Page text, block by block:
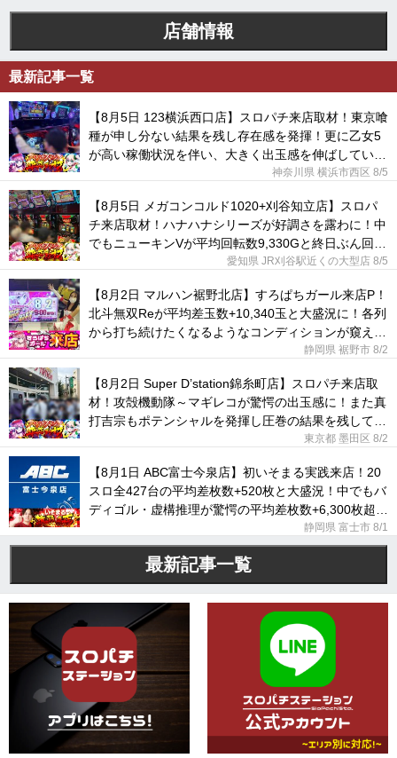
店舗情報
最新記事一覧
【8月5日 123横浜西口店】スロパチ来店取材！東京喰
種が申し分ない結果を残し存在感を発揮！更に乙女5
が高い稼働状況を伴い、大きく出玉感を伸ばしてい
神奈川県 横浜市西区 8/5
【8月5日 メガコンコルド1020+刈谷知立店】スロパ
チ来店取材！ハナハナシリーズが好調さを露わに！中
でもニューキンVが平均回転数9,330Gと終日ぶん回さ
愛知県 JR刈谷駅近くの大型店 8/5
【8月2日 マルハン裾野北店】すろぱちガール来店P！
北斗無双Reが平均差玉数+10,340玉と大盛況に！各列
から打ち続けたくなるようなコンディションが窺え
静岡県 裾野市 8/2
【8月2日 Super D’station錦糸町店】スロパチ来店取
材！攻殻機動隊～マギレコが驚愕の出玉感に！また真
打吉宗もポテンシャルを発揮し圧巻の結果を残してい
東京都 墨田区 8/2
【8月1日 ABC富士今泉店】初いそまる実践来店！20
スロ全427台の平均差枚数+520枚と大盛況！中でもバ
ディゴル・虚構推理が驚愕の平均差枚数+6,300枚超え
静岡県 富士市 8/1
最新記事一覧